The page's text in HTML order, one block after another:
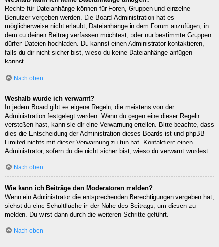
Rechte für Dateianhänge können für Foren, Gruppen und einzelne
Benutzer vergeben werden. Die Board-Administration hat es
möglicherweise nicht erlaubt, Dateianhänge in dem Forum anzufügen, in
dem du deinen Beitrag verfassen möchtest, oder nur bestimmte Gruppen
dürfen Dateien hochladen. Du kannst einen Administrator kontaktieren,
falls du dir nicht sicher bist, wieso du keine Dateianhänge anfügen
kannst.
Nach oben
Weshalb wurde ich verwarnt?
In jedem Board gibt es eigene Regeln, die meistens von der
Administration festgelegt werden. Wenn du gegen eine dieser Regeln
verstoßen hast, kann sie dir eine Verwarnung erteilen. Bitte beachte, dass
dies die Entscheidung der Administration dieses Boards ist und phpBB
Limited nichts mit dieser Verwarnung zu tun hat. Kontaktiere einen
Administrator, sofern du die nicht sicher bist, wieso du verwarnt wurdest.
Nach oben
Wie kann ich Beiträge den Moderatoren melden?
Wenn ein Administrator die entsprechenden Berechtigungen vergeben hat,
siehst du eine Schaltfläche in der Nähe des Beitrags, um diesen zu
melden. Du wirst dann durch die weiteren Schritte geführt.
Nach oben